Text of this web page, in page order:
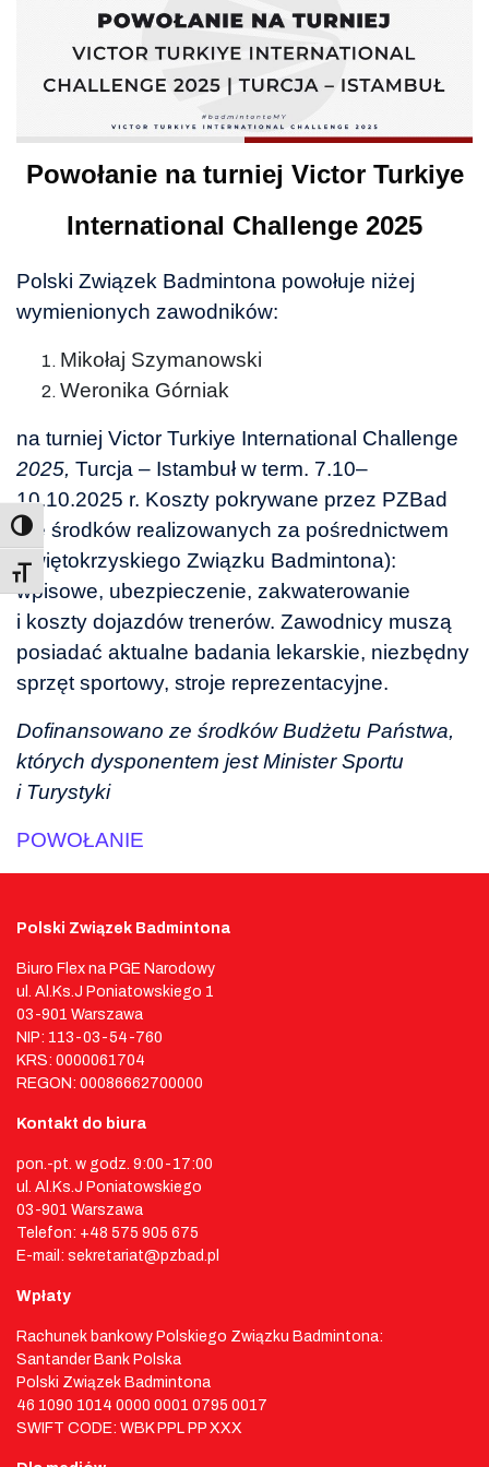
Toggle Font size
Powołanie na turniej Victor Turkiye
International Challenge 2025
Polski Związek Badmintona powołuje niżej
wymienionych zawodników:
Mikołaj Szymanowski
Weronika Górniak
na turniej Victor Turkiye International Challenge
2025, Turcja – Istambuł w term. 7.10–
10.10.2025 r. Koszty pokrywane przez PZBad
(ze środków realizowanych za pośrednictwem
Świętokrzyskiego Związku Badmintona):
wpisowe, ubezpieczenie, zakwaterowanie
i koszty dojazdów trenerów. Zawodnicy muszą
posiadać aktualne badania lekarskie, niezbędny
sprzęt sportowy, stroje reprezentacyjne.
Dofinansowano ze środków Budżetu Państwa,
których dysponentem jest Minister Sportu
i Turystyki
POWOŁANIE
Polski Związek Badmintona
Biuro Flex na PGE Narodowy
ul. Al.Ks.J Poniatowskiego 1
03-901 Warszawa
NIP: 113-03-54-760
KRS: 0000061704
REGON: 00086662700000
Kontakt do biura
pon.-pt. w godz. 9:00-17:00
ul. Al.Ks.J Poniatowskiego
03-901 Warszawa
Telefon: +48 575 905 675
E-mail: sekretariat@pzbad.pl
Wpłaty
Rachunek bankowy Polskiego Związku Badmintona:
Santander Bank Polska
Polski Związek Badmintona
46 1090 1014 0000 0001 0795 0017
SWIFT CODE: WBK PPL PP XXX